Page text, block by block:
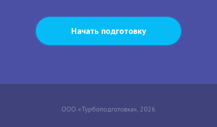
Начать подготовку
ООО «Турбоподготовка», 2026